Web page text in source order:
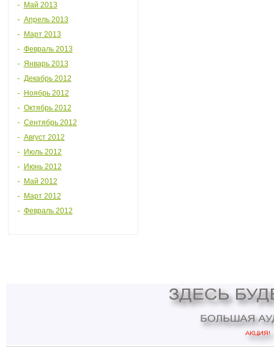
Май 2013
Апрель 2013
Март 2013
Февраль 2013
Январь 2013
Декабрь 2012
Ноябрь 2012
Октябрь 2012
Сентябрь 2012
Август 2012
Июль 2012
Июнь 2012
Май 2012
Март 2012
Февраль 2012